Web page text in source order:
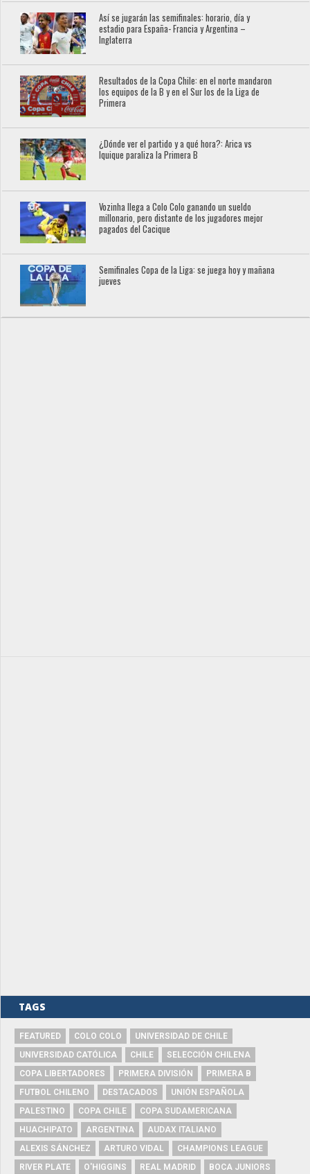
Así se jugarán las semifinales: horario, día y
estadio para España- Francia y Argentina –
Inglaterra
Resultados de la Copa Chile: en el norte mandaron
los equipos de la B y en el Sur los de la Liga de
Primera
¿Dónde ver el partido y a qué hora?: Arica vs
Iquique paraliza la Primera B
Vozinha llega a Colo Colo ganando un sueldo
millonario, pero distante de los jugadores mejor
pagados del Cacique
Semifinales Copa de la Liga: se juega hoy y mañana
jueves
TAGS
FEATURED COLO COLO
UNIVERSIDAD DE CHILE
UNIVERSIDAD CATÓLICA
CHILE
SELECCIÓN CHILENA
COPA LIBERTADORES
PRIMERA DIVISIÓN
PRIMERA B
FUTBOL CHILENO
DESTACADOS
UNIÓN ESPAÑOLA
PALESTINO
COPA CHILE
COPA SUDAMERICANA
HUACHIPATO
ARGENTINA
AUDAX ITALIANO
ALEXIS SÁNCHEZ
ARTURO VIDAL
CHAMPIONS LEAGUE
RIVER PLATE
O'HIGGINS REAL MADRID
BOCA JUNIORS